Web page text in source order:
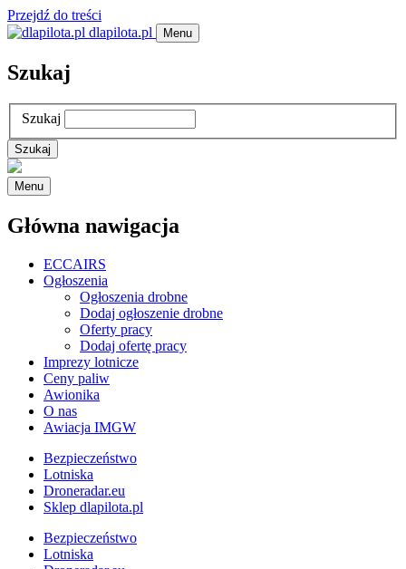
Przejdź do treści
dlapilota.pl
Menu
Szukaj
Szukaj
Menu
Główna nawigacja
ECCAIRS
Ogłoszenia
Ogłoszenia drobne
Dodaj ogłoszenie drobne
Oferty pracy
Dodaj ofertę pracy
Imprezy lotnicze
Ceny paliw
Awionika
O nas
Awiacja IMGW
Bezpieczeństwo
Lotniska
Droneradar.eu
Sklep dlapilota.pl
Bezpieczeństwo
Lotniska